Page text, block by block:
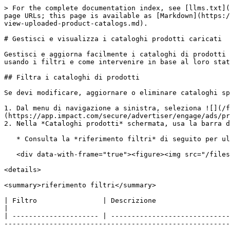
> For the complete documentation index, see [llms.txt](https://help.impact.com/llms.txt). Markdown versions of documentation pages are available by appending `.md` to page URLs; this page is available as [Markdown](https://help.impact.com/brand/it/what-would-you-like-to-learn-about/platform-features/product-catalogs/manage-and-view-uploaded-product-catalogs.md).

# Gestisci e visualizza i cataloghi prodotti caricati

Gestisci e aggiorna facilmente i cataloghi di prodotti caricati usando i filtri e le azioni disponibili. Questo articolo mostra come individuare cataloghi specifici usando i filtri e come intervenire in base al loro stato di salute.

## Filtra i cataloghi di prodotti

Se devi modificare, aggiornare o eliminare cataloghi specifici, puoi usare i filtri per trovare più rapidamente quelli pertinenti.

1. Dal menu di navigazione a sinistra, seleziona ![](/files/56eb48c7f3195590132b62ea75c0575abe0113e5) **\[Engage] → Contenuto → Prodotti →** [**Cataloghi prodotti**](https://app.impact.com/secure/advertiser/engage/ads/productcatalogs/manage-ads-product-catalog-flow.ihtml).
2. Nella *Cataloghi prodotti* schermata, usa la barra dei filtri in alto per impostare i filtri desiderati.

   * Consulta la *riferimento filtri* di seguito per ulteriori informazioni su ciascun filtro.

   <div data-with-frame="true"><figure><img src="/files/4fb19f1cf04159684e26cb00588ff7b7f2c77c5a" alt="" width="563"><figcaption></figcaption></figure></div>

<details>

<summary>riferimento filtri</summary>

| Filtro                | Descrizione                                                                                                                                                                                                                                                                                                                                                                                                                                                                |
| --------------------- | -------------------------------------------------------------------------------------------------------------------------------------------------------------------------------------------------------------------------------------------------------------------------------------------------------------------------------------------------------------------------------------------------------------------------------------------------------------------------- |
| ID, Nome              | Inserisci il *Nome* oppure assegnato da impact.com *ID* di uno specifico catalogo di prodotti che vuoi trovare.                                                                                                                                                                                                                                                                                                                                                            |
| Stato                 | <p>Seleziona il <em>salute</em> associato ai cataloghi di prodotti che vuoi visualizzare. La salute di un catalogo è influenzata dagli <em>Errori</em> associati ad esso. Gli stati di salute includono:</p><p>• In attesa</p><p>• In elaborazione</p><p>• Eccellente</p><p>• Buono</p><p>• Scarso<br>Vedi <a href="/pages/